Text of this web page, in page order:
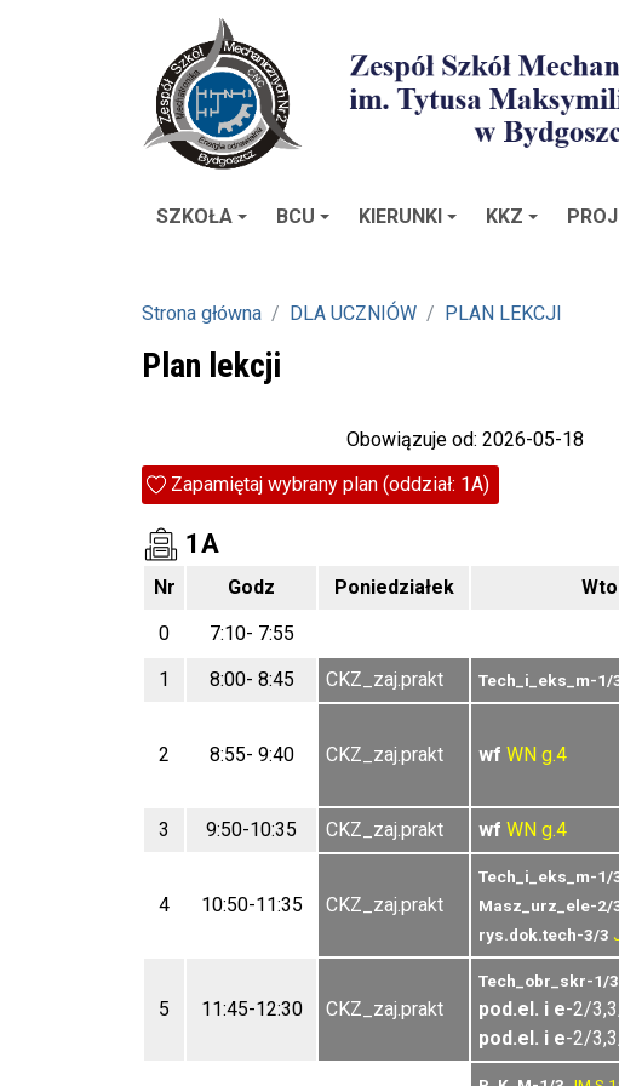
SZKOŁA BCU KIERUNKI KKZ
Strona główna DLA UCZNIÓW PLAN LEKCJI
Plan lekcji
Obowiązuje od: 2026-05-18
Zapamiętaj wybrany plan (oddział: 1A)
1A
Nr Godz Poniedziałek
0
7:10- 7:55
1 8:00- 8:45 CKZ_zaj.prakt Tech_i_eks_m-1/
2 8:55- 9:40 CKZ_zaj.prakt wf WN g.4
3 9:50-10:35 CKZ_zaj.prakt wf WN g.4
4 10:50-11:35 CKZ_zaj.prakt
Tech_i_eks_m-1/
Masz_urz_ele-2/
rys.dok.tech-3/3
5 11:45-12:30 CKZ_zaj.prakt
Tech_obr_skr-1/3
pod.el. i e-2/
pod.el. i e-2/